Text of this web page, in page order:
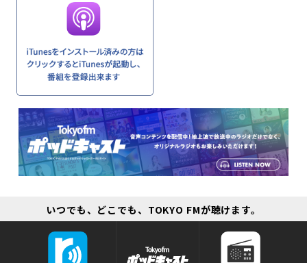
いつでも、どこでも、TOKYO FMが聴けます。